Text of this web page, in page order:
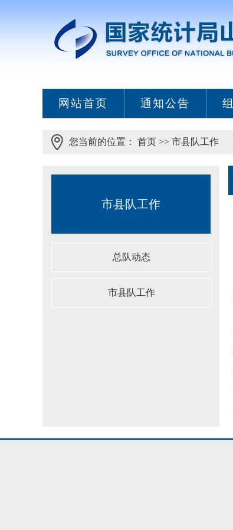
网站首页 通知公告
您当前的位置： 首页 >> 市县队工作
市县队工作
总队动态
市县队工作